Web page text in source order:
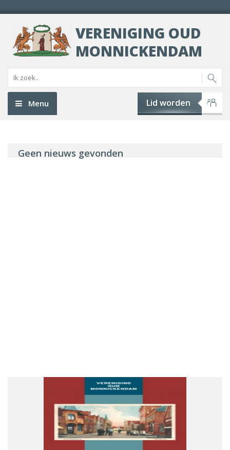
VERENIGING OUD
MONNICKENDAM
Lid worden
Menu
Geen nieuws gevonden